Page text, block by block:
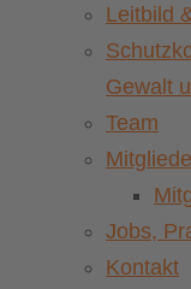
Leitbild
Gewalt
Team
Jobs,
Kontakt